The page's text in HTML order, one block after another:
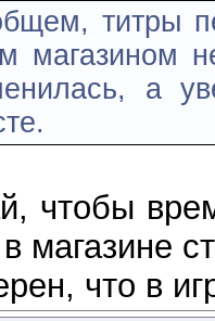
титры
магазином
а
чтобы
магазине
что в